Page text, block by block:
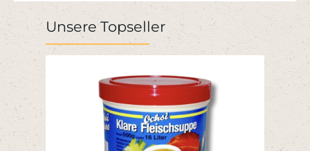
Produktgalerie überspringen
Unsere Topseller